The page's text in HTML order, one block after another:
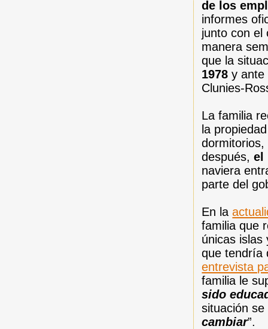
de los
informes
junto con el
manera
que la
1978 y ante
Clunies-
La familia
la
después,el
naviera
parte del
En la
familia que
únicas islas
que tendría
entrevista
familia le
sido
situación
cambiar”.